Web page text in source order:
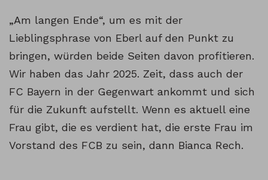
„Am langen Ende“, um es mit der
Lieblingsphrase von Eberl auf den Punkt zu
bringen, würden beide Seiten davon profitieren.
Wir haben das Jahr 2025. Zeit, dass auch der
FC Bayern in der Gegenwart ankommt und sich
für die Zukunft aufstellt. Wenn es aktuell eine
Frau gibt, die es verdient hat, die erste Frau im
Vorstand des FCB zu sein, dann Bianca Rech.